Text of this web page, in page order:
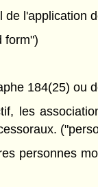
l'application
form")
184(25) ou
les
personnes